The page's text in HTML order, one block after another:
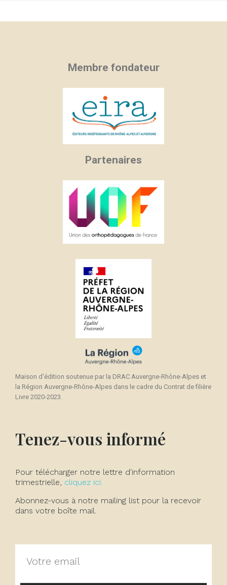
Membre fondateur
Partenaires
Maison d'édition soutenue par la DRAC Auvergne-Rhône-Alpes et
la Région Auvergne-Rhône-Alpes dans le cadre du Contrat de filière
Livre 2020-2023.
Tenez-vous informé
Pour télécharger notre lettre d'information
trimestrielle, cliquez ici.
Abonnez-vous à notre mailing list pour la recevoir
dans votre boîte mail.